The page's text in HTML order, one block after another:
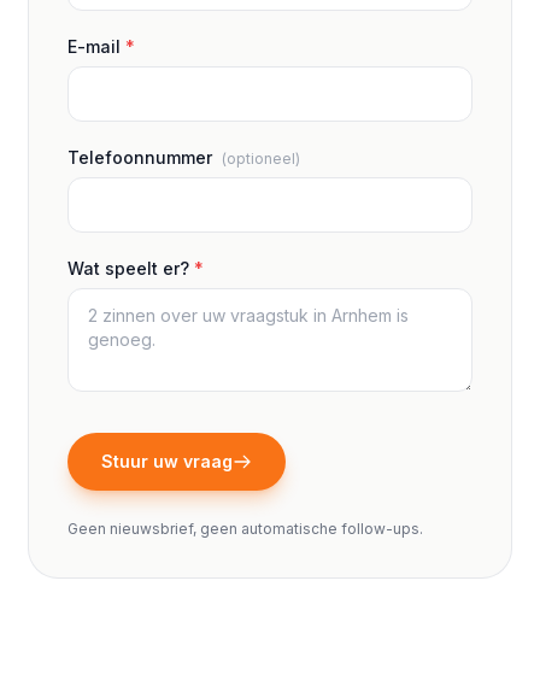
E-mail *
Telefoonnummer (optioneel)
Wat speelt er? *
Stuur uw vraag
Geen nieuwsbrief, geen automatische follow-ups.